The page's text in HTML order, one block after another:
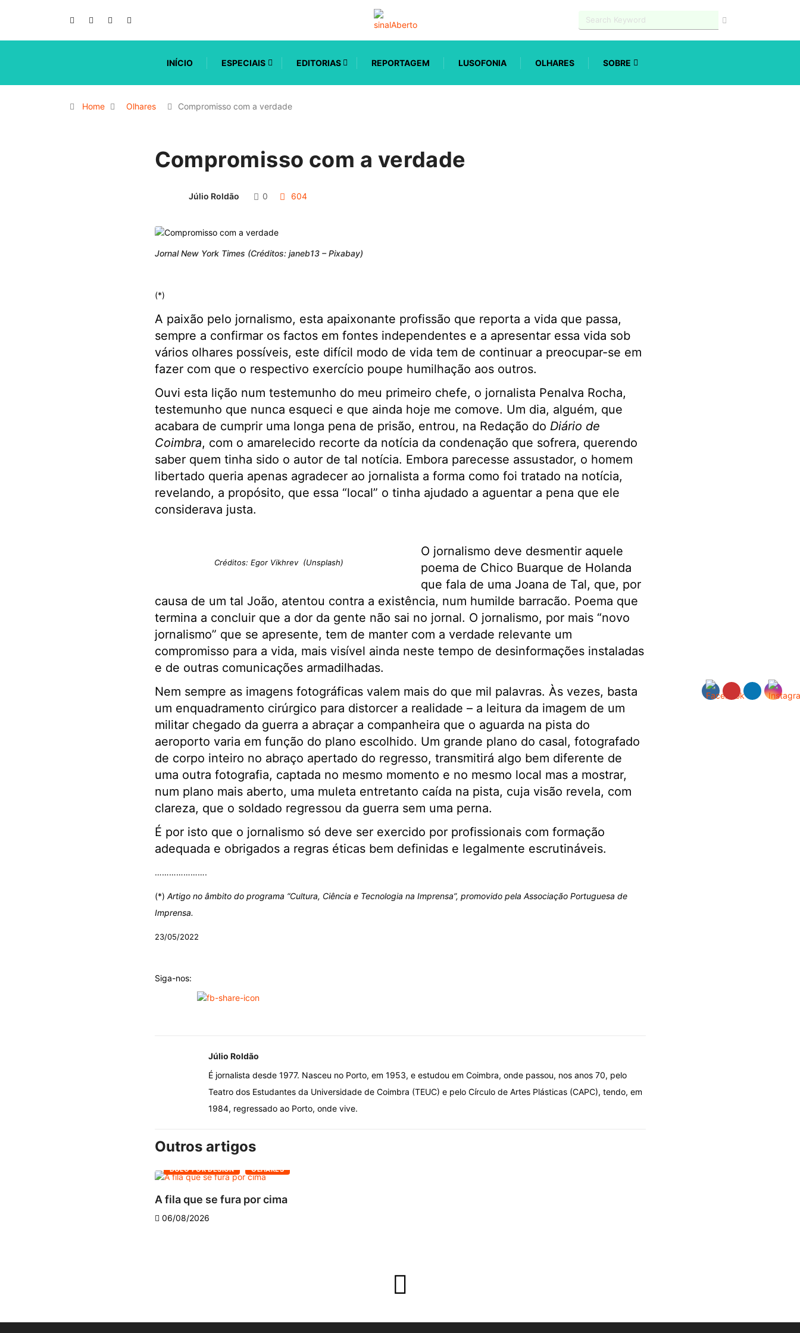
INÍCIO ESPECIAIS EDITORIAS REPORTAGEM LUSOFONIA OLHARES SOBRE
Home Olhares Compromisso com a verdade
Compromisso com a verdade
Júlio Roldão 0 604
Jornal New York Times (Créditos: janeb13 – Pixabay)
(*)
A paixão pelo jornalismo, esta apaixonante profissão que reporta a vida que passa,
sempre a confirmar os factos em fontes independentes e a apresentar essa vida sob
vários olhares possíveis, este difícil modo de vida tem de continuar a preocupar-se em
fazer com que o respectivo exercício poupe humilhação aos outros.
Ouvi esta lição num testemunho do meu primeiro chefe, o jornalista Penalva Rocha,
testemunho que nunca esqueci e que ainda hoje me comove. Um dia, alguém, que
acabara de cumprir uma longa pena de prisão, entrou, na Redação do Diário de
Coimbra, com o amarelecido recorte da notícia da condenação que sofrera, querendo
saber quem tinha sido o autor de tal notícia. Embora parecesse assustador, o homem
libertado queria apenas agradecer ao jornalista a forma como foi tratado na notícia,
revelando, a propósito, que essa “local” o tinha ajudado a aguentar a pena que ele
considerava justa.
Créditos: Egor Vikhrev (Unsplash)
O jornalismo deve desmentir aquele
poema de Chico Buarque de Holanda
que fala de uma Joana de Tal, que, por
causa de um tal João, atentou contra a existência, num humilde barracão. Poema que
termina a concluir que a dor da gente não sai no jornal. O jornalismo, por mais “novo
jornalismo” que se apresente, tem de manter com a verdade relevante um
compromisso para a vida, mais visível ainda neste tempo de desinformações instaladas
e de outras comunicações armadilhadas.
Nem sempre as imagens fotográficas valem mais do que mil palavras. Às vezes, basta
um enquadramento cirúrgico para distorcer a realidade – a leitura da imagem de um
militar chegado da guerra a abraçar a companheira que o aguarda na pista do
aeroporto varia em função do plano escolhido. Um grande plano do casal, fotografado
de corpo inteiro no abraço apertado do regresso, transmitirá algo bem diferente de
uma outra fotografia, captada no mesmo momento e no mesmo local mas a mostrar,
num plano mais aberto, uma muleta entretanto caída na pista, cuja visão revela, com
clareza, que o soldado regressou da guerra sem uma perna.
É por isto que o jornalismo só deve ser exercido por profissionais com formação
adequada e obrigados a regras éticas bem definidas e legalmente escrutináveis.
………………….
(*) Artigo no âmbito do programa “Cultura, Ciência e Tecnologia na Imprensa”, promovido pela Associação Portuguesa de
Imprensa.
23/05/2022
Siga-nos:
Júlio Roldão
É jornalista desde 1977. Nasceu no Porto, em 1953, e estudou em Coimbra, onde passou, nos anos 70, pelo
Teatro dos Estudantes da Universidade de Coimbra (TEUC) e pelo Círculo de Artes Plásticas (CAPC), tendo, em
1984, regressado ao Porto, onde vive.
Outros artigos
DOLO POR DESIGN OLHARES
A fila que se fura por cima
06/08/2026